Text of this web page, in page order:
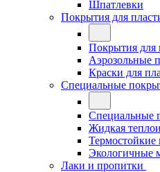
Шпатлевки
Покрытия для
Покрытия для
Аэрозольные
Краски для
Специальные
Специальные
Жидкая
Термостойкие
Экологичные
Лаки и пропитки